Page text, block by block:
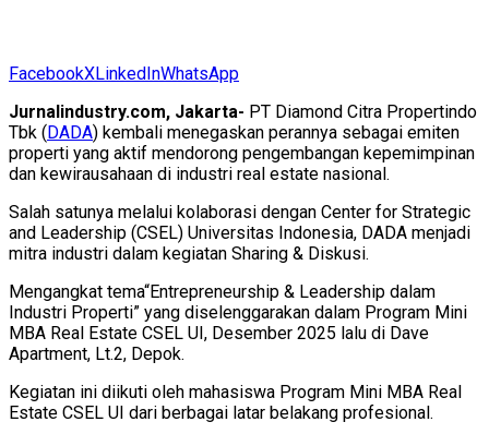
FacebookXLinkedInWhatsApp
Jurnalindustry.com, Jakarta- PT Diamond Citra Propertindo
Tbk (DADA) kembali menegaskan perannya sebagai emiten
properti yang aktif mendorong pengembangan kepemimpinan
dan kewirausahaan di industri real estate nasional.
Salah satunya melalui kolaborasi dengan Center for Strategic
and Leadership (CSEL) Universitas Indonesia, DADA menjadi
mitra industri dalam kegiatan Sharing & Diskusi.
Mengangkat tema“Entrepreneurship & Leadership dalam
Industri Properti” yang diselenggarakan dalam Program Mini
MBA Real Estate CSEL UI, Desember 2025 lalu di Dave
Apartment, Lt.2, Depok.
Kegiatan ini diikuti oleh mahasiswa Program Mini MBA Real
Estate CSEL UI dari berbagai latar belakang profesional.